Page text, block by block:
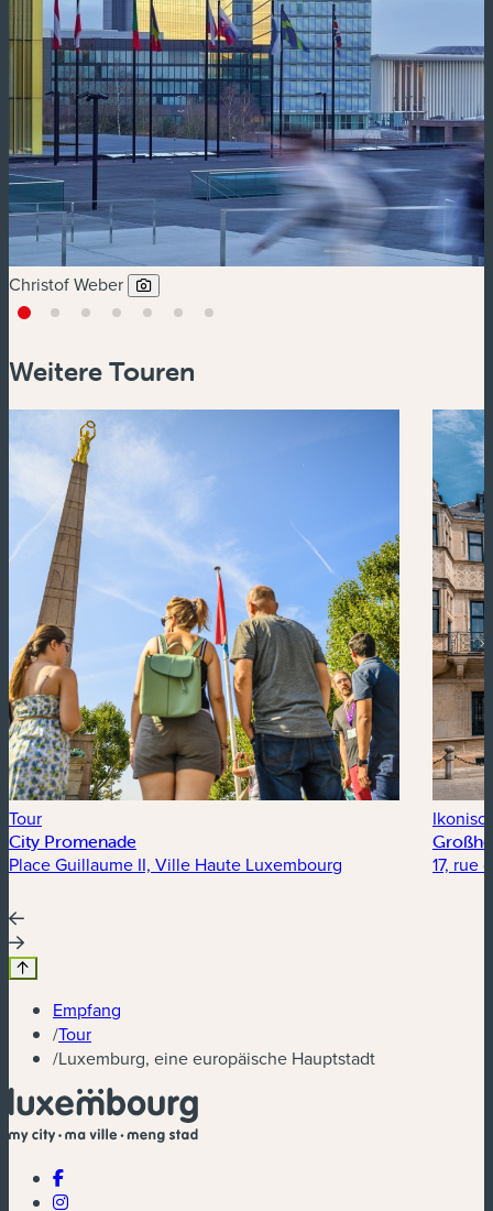
Christof Weber
Weitere Touren
Tour
City Promenade
Place Guillaume II, Ville Haute Luxembourg 17, rue
Empfang
/Tour
/Luxemburg, eine europäische Hauptstadt